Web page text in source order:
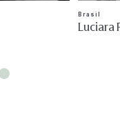
Brasil
Luciara